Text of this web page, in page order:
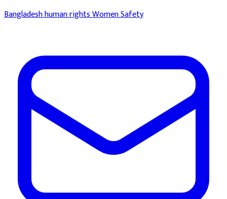
Bangladeshhuman rightsWomen Safety